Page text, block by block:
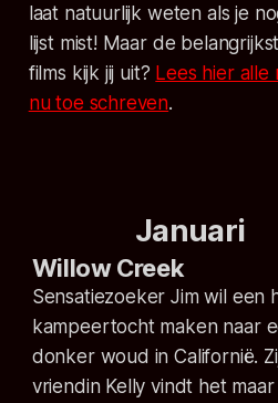
laat natuurlijk weten als je
lijst mist! Maar de
films kijk jij uit? Lees hier alle
nu toe schreven.
Januari
Willow Creek
Sensatiezoeker Jim wil een
kampeertocht maken naar
donker woud in Californië.
vriendin Kelly vindt het maar